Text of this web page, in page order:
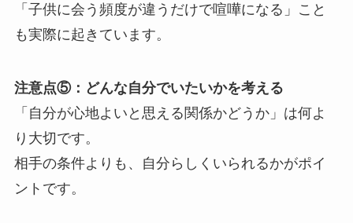
「子供に会う頻度が違うだけで喧嘩になる」こと
も実際に起きています。
注意点⑤：どんな自分でいたいかを考える
「自分が心地よいと思える関係かどうか」は何よ
り大切です。
相手の条件よりも、自分らしくいられるかがポイ
ントです。